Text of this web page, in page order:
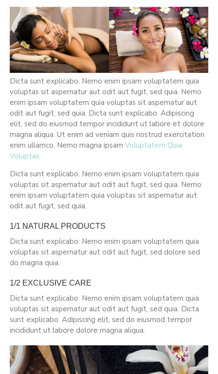
Dicta sunt explicabo. Nemo enim ipsam voluptatem quia
voluptas sit aspernatur aut odit aut fugit, sed quia. Nemo
enim ipsam voluptatem quia voluptas sit aspernatur aut
odit aut fugit, sed quia. Dicta sunt explicabo. Adipiscing
elit, sed do eiusmod tempor incididunt ut labore et dolore
magna aliqua. Ut enim ad veniam quis nostrud exercitation
enim ullamco. Nemo magna ipsam Voluptatem Quia
Voluptas.
Dicta sunt explicabo. Nemo enim ipsam voluptatem quia
voluptas sit aspernatur aut odit aut fugit, sed quia. Nemo
enim ipsam voluptatem quia voluptas sit aspernatur aut
odit aut fugit, sed quia.
1/1 NATURAL PRODUCTS
Dicta sunt explicabo. Nemo enim ipsam voluptatem quia
voluptas sit aspernatur aut odit aut fugit, sed dolore sed
do magna quia.
1/2 EXCLUSIVE CARE
Dicta sunt explicabo. Nemo enim ipsam voluptatem quia
voluptas sit aspernatur aut odit aut fugit, sed quia. Dicta
sunt explicabo. Adipiscing elit, sed do eiusmod tempor
incididunt ut labore dolore magna aliqua.